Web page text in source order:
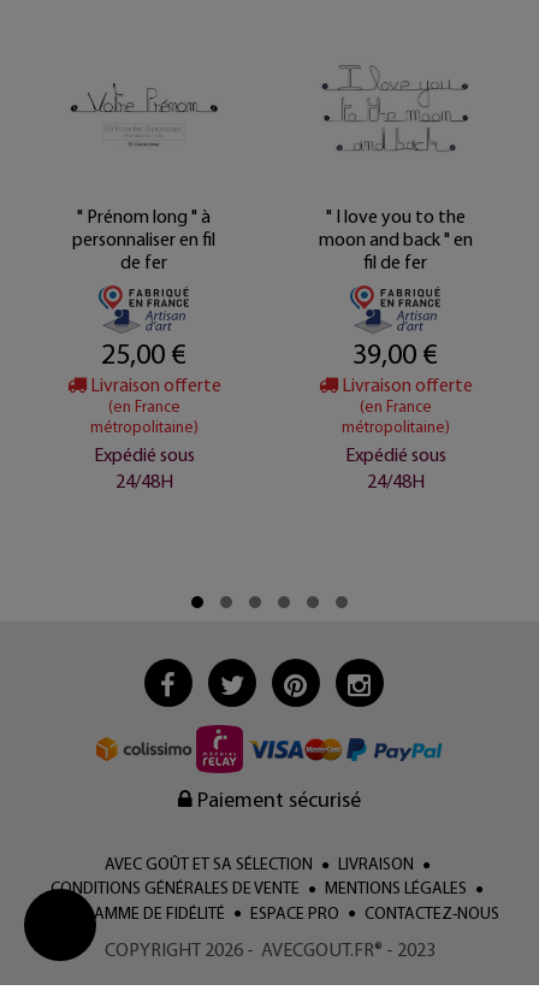
Change
" Prénom long " à
personnaliser en fil
de fer
25,00 €
Livraison offerte
(en France
métropolitaine)
Expédié sous
24/48H
" I love you to the
moon and back " en
fil de fer
39,00 €
Livraison offerte
(en France
métropolitaine)
Expédié sous
24/48H
Paiement sécurisé
AVEC GOÛT ET SA SÉLECTION
LIVRAISON
CONDITIONS GÉNÉRALES DE VENTE
MENTIONS LÉGALES
PROGRAMME DE FIDÉLITÉ
ESPACE PRO CONTACTEZ-NOUS
COPYRIGHT 2026 - AVECGOUT.FR® - 2023